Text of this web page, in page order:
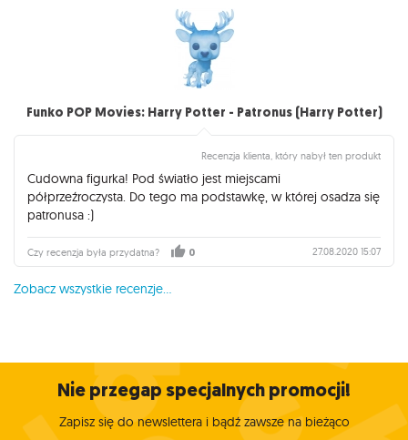
Funko POP Movies: Harry Potter - Patronus (Harry Potter)
Recenzja klienta, który nabył ten produkt
Cudowna figurka! Pod światło jest miejscami
półprzeźroczysta. Do tego ma podstawkę, w której osadza się
patronusa :)
Czy recenzja była przydatna? 0 27.08.2020 15:07
Zobacz wszystkie recenzje...
Nie przegap specjalnych promocji!
Zapisz się do newslettera i bądź zawsze na bieżąco